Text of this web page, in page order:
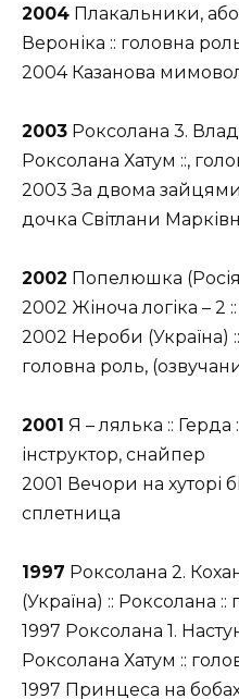
2004 Плакальники,
Вероніка :: головна
2004 Казанова
2003 Роксолана 3.
Роксолана Хатум ::,
2003 За двома зайцями
дочка Світлани
2002 Попелюшка
2002 Жіноча логіка – 2
2002 Нероби (Україна)
головна роль,
2001 Я – лялька :: Герда
інструктор, снайпер
2001 Вечори на хуторі
сплетница
1997 Роксолана 2.
(Україна) :: Роксолана ::
1997 Роксолана 1.
Роксолана Хатум ::
1997 Принцеса на